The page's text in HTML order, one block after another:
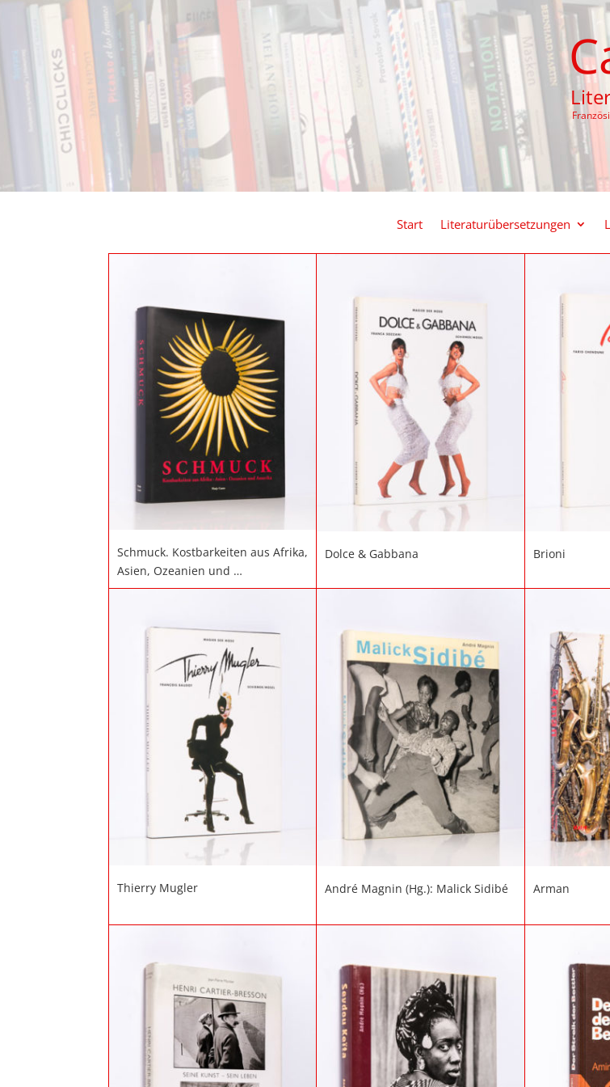
Start Literaturübersetzungen
Schmuck. Kostbarkeiten aus Afrika,
Asien, Ozeanien und …
Dolce & Gabbana Brioni
Thierry Mugler André Magnin (Hg.): Malick Sidibé Arman